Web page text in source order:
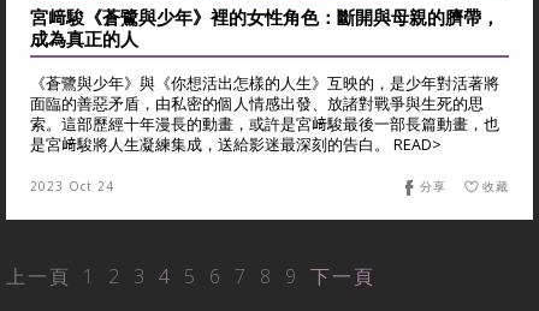
宮﨑駿《蒼鷺與少年》裡的女性角色：斷開與母親的臍帶，
成為真正的人
《蒼鷺與少年》與《你想活出怎樣的人生》互映的，是少年對活著將
面臨的善惡矛盾，由私密的個人情感出發、放諸對戰爭與生死的思
索。這部歷經十年漫長的動畫，或許是宮﨑駿最後一部長篇動畫，也
是宮﨑駿將人生凝練集成，送給影迷最深刻的告白。 READ>
2023 Oct 24 收藏
分享
上一頁 1 2 3 4 5 6 7 8 9 下一頁